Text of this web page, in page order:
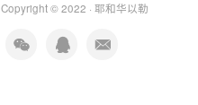
Copyright © 2022 · 耶和华以勒